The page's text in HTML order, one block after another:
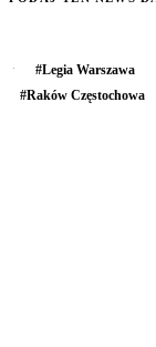
#Legia Warszawa
#Raków Częstochowa